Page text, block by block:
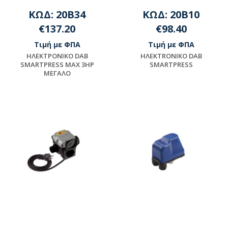
ΚΩΔ: 20B34
€137.20
Τιμή με ΦΠΑ
HΛEKTPONIKO DAB
SMARTPRESS MAX 3HP
MEΓAΛO
ΚΩΔ: 20B10
€98.40
Τιμή με ΦΠΑ
HΛEKTRONIKO DAB
SMARTPRESS